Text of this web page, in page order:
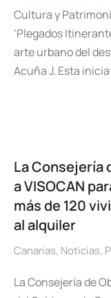
Cultura y
‘Plegados
arte urbano del
Acuña J. Esta
La Consejería
a VISOCAN
más de 120
al alquiler
Canarias, Noticias,
La Consejería de